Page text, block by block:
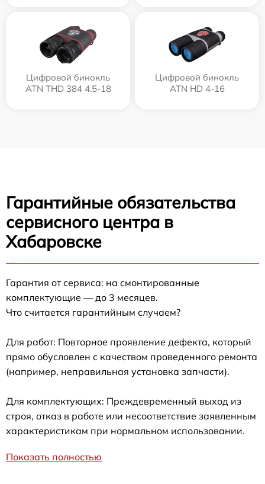
Цифровой бинокль
ATN THD 384 4.5-18
Цифровой бинокль
ATN HD 4-16
Гарантийные обязательства
сервисного центра в
Хабаровске
Гарантия от сервиса: на смонтированные
комплектующие — до 3 месяцев.
Что считается гарантийным случаем?
Для работ: Повторное проявление дефекта, который
прямо обусловлен с качеством проведенного ремонта
(например, неправильная установка запчасти).
Для комплектующих: Преждевременный выход из
строя, отказ в работе или несоответствие заявленным
характеристикам при нормальном использовании.
Показать полностью